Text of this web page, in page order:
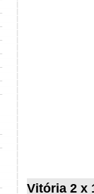
Vitória 2 x